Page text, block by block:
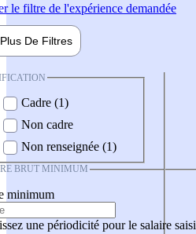
le filtre de l'expérience demandée
Plus De Filtres
Cadre (1)
Non cadre
Non renseignée (1)
BRUT MINIMUM
minimum
une périodicité pour le salaire saisi